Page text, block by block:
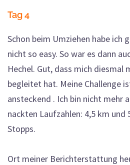
Tag 4
Schon beim Umziehen habe ich
nicht so easy. So war es dann
Hechel. Gut, dass mich diesmal
begleitet hat. Meine Challenge
ansteckend . Ich bin nicht mehr
nackten Laufzahlen: 4,5 km und
Stopps.
Ort meiner Berichterstattung